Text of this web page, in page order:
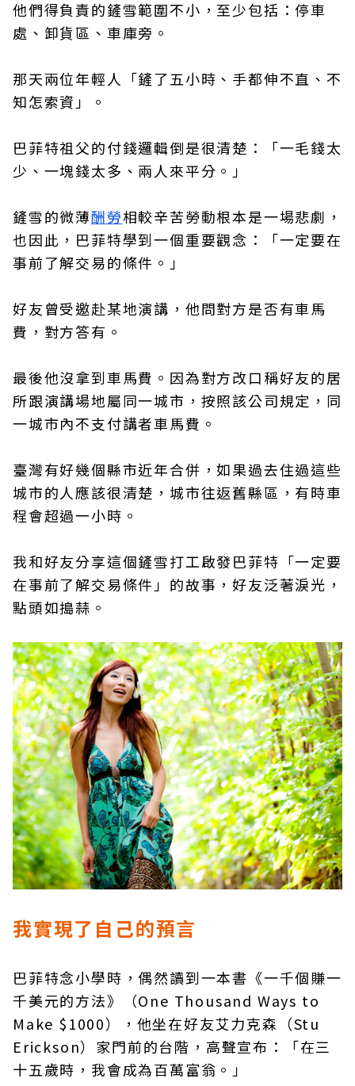
他們得負責的鏟雪範圍不小，至少包括：停車
處、卸貨區、車庫旁。
那天兩位年輕人「鏟了五小時、手都伸不直、不
知怎索資」。
巴菲特祖父的付錢邏輯倒是很清楚：「一毛錢太
少、一塊錢太多、兩人來平分。」
鏟雪的微薄酬勞相較辛苦勞動根本是一場悲劇，
也因此，巴菲特學到一個重要觀念：「一定要在
事前了解交易的條件。」
好友曾受邀赴某地演講，他問對方是否有車馬
費，對方答有。
最後他沒拿到車馬費。因為對方改口稱好友的居
所跟演講場地屬同一城市，按照該公司規定，同
一城市內不支付講者車馬費。
臺灣有好幾個縣市近年合併，如果過去住過這些
城市的人應該很清楚，城市往返舊縣區，有時車
程會超過一小時。
我和好友分享這個鏟雪打工啟發巴菲特「一定要
在事前了解交易條件」的故事，好友泛著淚光，
點頭如搗蒜。
我實現了自己的預言
巴菲特念小學時，偶然讀到一本書《一千個賺一
千美元的方法》（One Thousand Ways to
Make $1000），他坐在好友艾力克森（Stu
Erickson）家門前的台階，高聲宣布：「在三
十五歲時，我會成為百萬富翁。」